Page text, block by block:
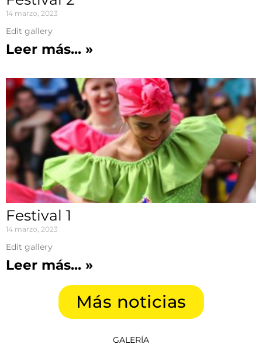
14 marzo, 2023
Edit gallery
Leer más... »
Festival 1
14 marzo, 2023
Edit gallery
Leer más... »
Más noticias
GALERÍA